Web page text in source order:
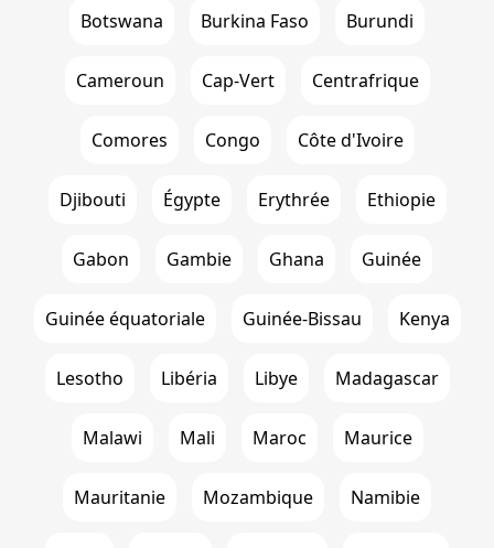
Botswana Burkina Faso Burundi
Cameroun Cap-Vert Centrafrique
Comores Congo Côte d'Ivoire
Djibouti Égypte Erythrée Ethiopie
Gabon Gambie Ghana Guinée
Guinée équatoriale Guinée-Bissau Kenya
Lesotho Libéria Libye Madagascar
Malawi Mali Maroc Maurice
Mauritanie Mozambique Namibie